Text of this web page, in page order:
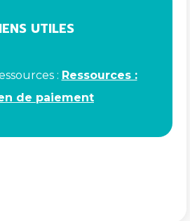
UTILES
: Ressources :
de paiement